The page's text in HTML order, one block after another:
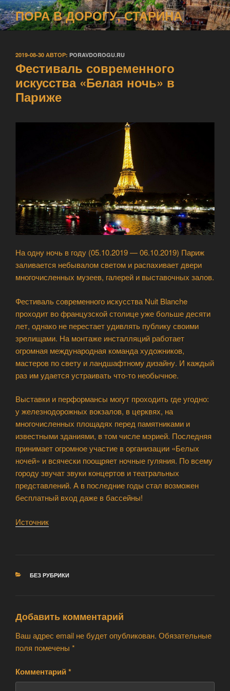
Перейти
к
содержимому
ПОРА В ДОРОГУ, СТАРИНА
ОПУБЛИКОВАНО
2019-08-30 АВТОР: PORAVDOROGU.RU
Фестиваль современного
искусства «Белая ночь» в
Париже
На одну ночь в году (05.10.2019 — 06.10.2019) Париж
заливается небывалом светом и распахивает двери
многочисленных музеев, галерей и выставочных залов.
Фестиваль современного искусства Nuit Blanche
проходит во французской столице уже больше десяти
лет, однако не перестает удивлять публику своими
зрелищами. На монтаже инсталляций работает
огромная международная команда художников,
мастеров по свету и ландшафтному дизайну. И каждый
раз им удается устраивать что-то необычное.
Выставки и перформансы могут проходить где угодно:
у железнодорожных вокзалов, в церквях, на
многочисленных площадях перед памятниками и
известными зданиями, в том числе мэрией. Последняя
принимает огромное участие в организации «Белых
ночей» и всячески поощряет ночные гуляния. По всему
городу звучат звуки концертов и театральных
представлений. А в последние годы стал возможен
бесплатный вход даже в бассейны!
Источник
РУБРИКИ
БЕЗ РУБРИКИ
Добавить комментарий
Ваш адрес email не будет опубликован. Обязательные
поля помечены *
Комментарий*